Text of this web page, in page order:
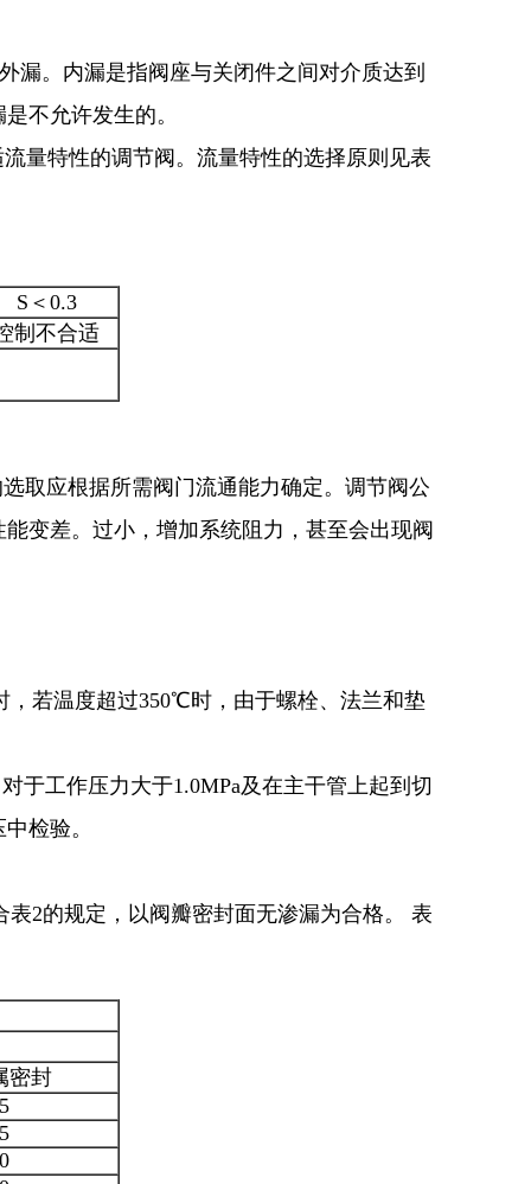
。内漏是指阀座与关闭件之间对介质达到
不允许发生的。
量特性的调节阀。流量特性的选择原则见表
S＜0.3
制不合适
取应根据所需阀门流通能力确定。调节阀公
变差。过小，增加系统阻力，甚至会出现阀
若温度超过350℃时，由于螺栓、法兰和垫
工作压力大于1.0MPa及在主干管上起到切
检验。
2的规定，以阀瓣密封面无渗漏为合格。 表
密封